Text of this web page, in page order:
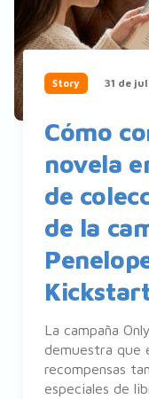
Story 31 de
Cómo
novela
de
de la
La campaña
demuestra que
recompensas
especiales de